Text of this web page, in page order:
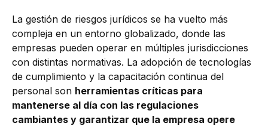
La gestión de riesgos jurídicos se ha vuelto más
compleja en un entorno globalizado, donde las
empresas pueden operar en múltiples jurisdicciones
con distintas normativas. La adopción de tecnologías
de cumplimiento y la capacitación continua del
personal son herramientas críticas para
mantenerse al día con las regulaciones
cambiantes y garantizar que la empresa opere